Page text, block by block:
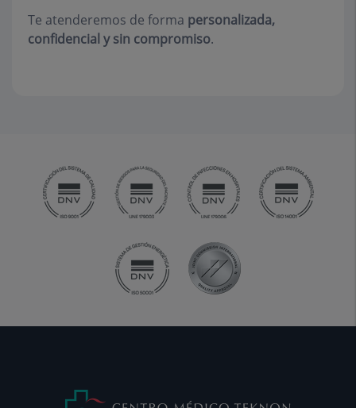
Te atenderemos de forma personalizada,
confidencial y sin compromiso.